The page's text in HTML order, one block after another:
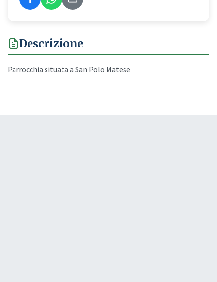
Descrizione
Parrocchia situata a San Polo Matese